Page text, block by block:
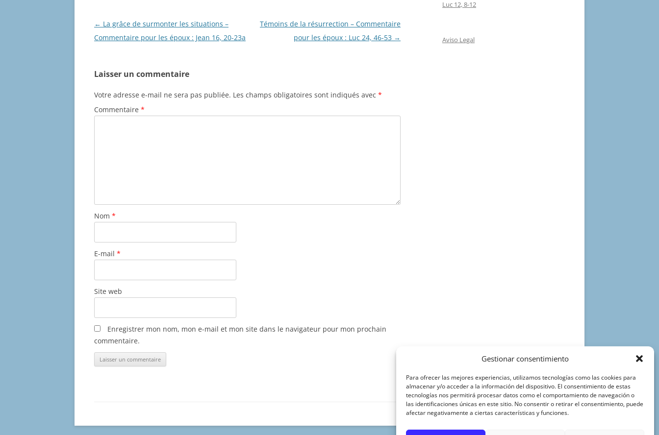
Gestionar consentimiento
Para ofrecer las mejores experiencias, utilizamos tecnologías como las cookies para
almacenar y/o acceder a la información del dispositivo. El consentimiento de estas
tecnologías nos permitirá procesar datos como el comportamiento de navegación o
las identificaciones únicas en este sitio. No consentir o retirar el consentimiento, puede
afectar negativamente a ciertas características y funciones.
Navigation
des
← La grâce de surmonter les situations –
Commentaire pour les époux : Jean 16, 20-23a
Témoins de la résurrection – Commentaire
pour les époux : Luc 24, 46-53 →
Laisser un commentaire
Votre adresse e-mail ne sera pas publiée. Les champs obligatoires sont indiqués avec *
Commentaire *
Nom *
E-mail *
Site web
Enregistrer mon nom, mon e-mail et mon site dans le navigateur pour mon prochain
commentaire.
Luc 12, 8-12
Aviso Legal